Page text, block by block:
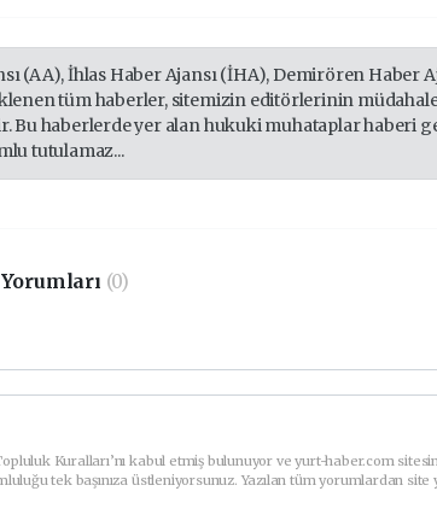
(AA), İhlas Haber Ajansı (İHA), Demirören Haber
tüm haberler, sitemizin editörlerinin
Bu haberlerde yer alan hukuki muhataplar haberi
tutulamaz...
(0)
Kuralları’nı kabul etmiş bulunuyor ve yurt-haber.com
tek başınıza üstleniyorsunuz. Yazılan tüm yorumlardan